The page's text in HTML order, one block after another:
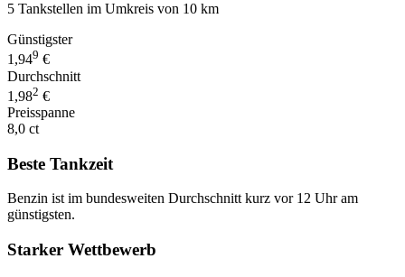
5 Tankstellen im Umkreis von 10 km
Günstigster
1,949 €
Durchschnitt
1,982 €
Preisspanne
8,0 ct
Beste Tankzeit
Benzin ist im bundesweiten Durchschnitt kurz vor 12 Uhr am
günstigsten.
Starker Wettbewerb